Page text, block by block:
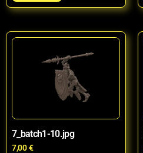
7_batch1-10.jpg
7,00€